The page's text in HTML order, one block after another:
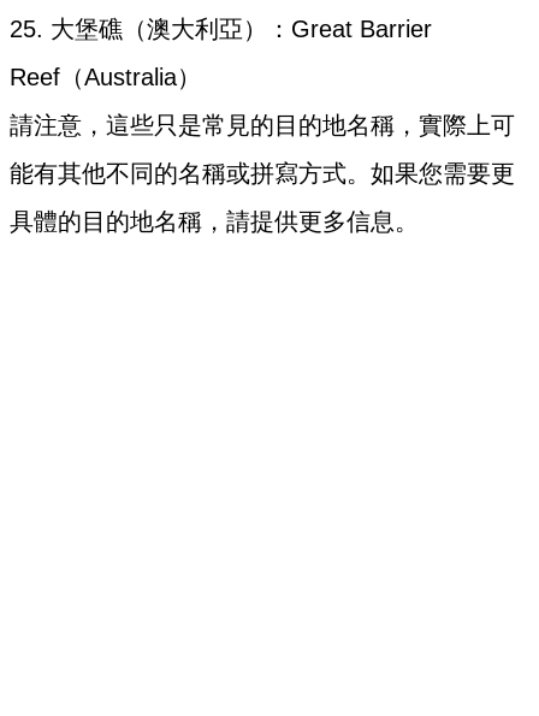
25. 大堡礁（澳大利亞）：Great Barrier
Reef（Australia）
請注意，這些只是常見的目的地名稱，實際上可
能有其他不同的名稱或拼寫方式。如果您需要更
具體的目的地名稱，請提供更多信息。